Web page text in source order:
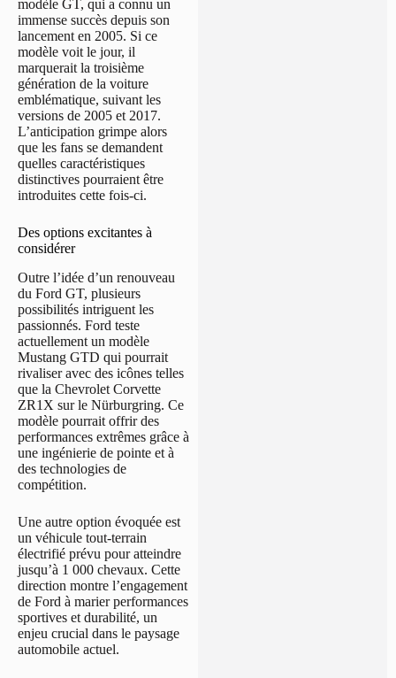
modèle GT, qui a connu un
immense succès depuis son
lancement en 2005. Si ce
modèle voit le jour, il
marquerait la troisième
génération de la voiture
emblématique, suivant les
versions de 2005 et 2017.
L’anticipation grimpe alors
que les fans se demandent
quelles caractéristiques
distinctives pourraient être
introduites cette fois-ci.
Des options excitantes à
considérer
Outre l’idée d’un renouveau
du Ford GT, plusieurs
possibilités intriguent les
passionnés. Ford teste
actuellement un modèle
Mustang GTD qui pourrait
rivaliser avec des icônes telles
que la Chevrolet Corvette
ZR1X sur le Nürburgring. Ce
modèle pourrait offrir des
performances extrêmes grâce à
une ingénierie de pointe et à
des technologies de
compétition.
Une autre option évoquée est
un véhicule tout-terrain
électrifié prévu pour atteindre
jusqu’à 1 000 chevaux. Cette
direction montre l’engagement
de Ford à marier performances
sportives et durabilité, un
enjeu crucial dans le paysage
automobile actuel.